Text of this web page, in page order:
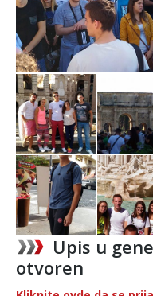
Upis u
otvoren